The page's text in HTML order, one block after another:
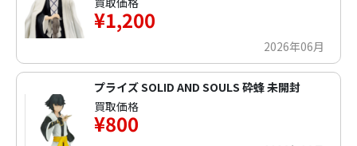
¥1,200
2026年06月
プライズ SOLID AND SOULS 砕蜂 未開封
買取価格
¥800